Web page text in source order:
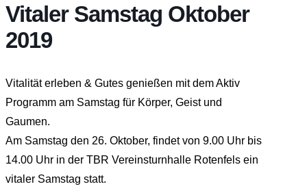
Vitaler Samstag Oktober
2019
Vitalität erleben & Gutes genießen mit dem Aktiv
Programm am Samstag für Körper, Geist und
Gaumen.
Am Samstag den 26. Oktober, findet von 9.00 Uhr bis
14.00 Uhr in der TBR Vereinsturnhalle Rotenfels ein
vitaler Samstag statt.